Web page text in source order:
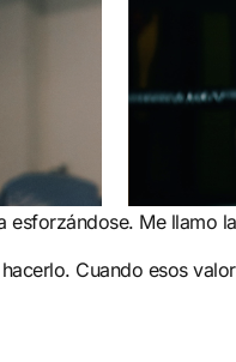
esforzándose. Me llamo
Cuando esos